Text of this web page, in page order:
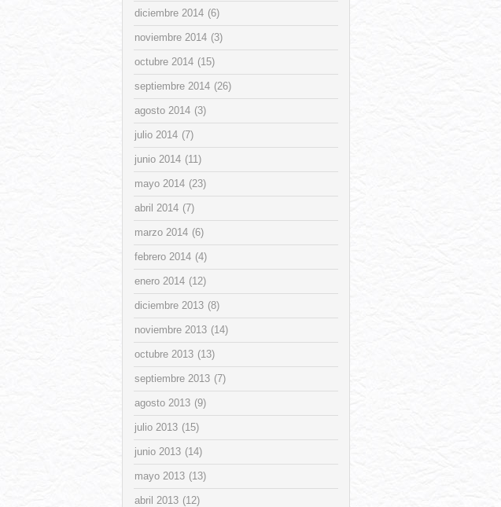
diciembre 2014 (6)
noviembre 2014 (3)
octubre 2014 (15)
septiembre 2014 (26)
agosto 2014 (3)
julio 2014 (7)
junio 2014 (11)
mayo 2014 (23)
abril 2014 (7)
marzo 2014 (6)
febrero 2014 (4)
enero 2014 (12)
diciembre 2013 (8)
noviembre 2013 (14)
octubre 2013 (13)
septiembre 2013 (7)
agosto 2013 (9)
julio 2013 (15)
junio 2013 (14)
mayo 2013 (13)
abril 2013 (12)